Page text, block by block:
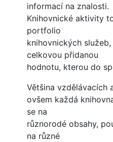
informací na znalosti.
Knihovnické aktivity
portfolio
knihovnických
celkovou přidanou
hodnotu, kterou do
Většina vzdělávacích
ovšem každá
se na
různorodé obsahy,
na různé